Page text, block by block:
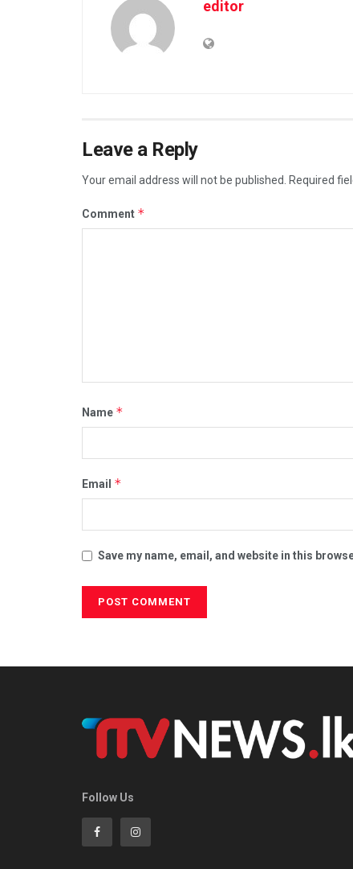
editor
Leave a Reply
Your email address will not be published. Required
Comment *
Name *
Email *
Save my name, email, and website in this
Follow Us